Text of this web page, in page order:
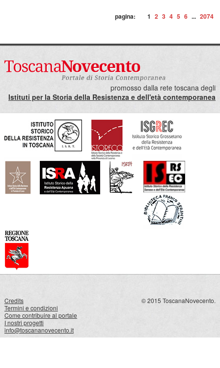
pagina: 1 2 3 4 5 6 ... 2074
promosso dalla rete toscana degli
Istituti per la Storia della Resistenza e dell'età contemporanea
Credits
Termini e condizioni
Come contribuire al portale
I nostri progetti
info@toscananovecento.it
© 2015 ToscanaNovecento.